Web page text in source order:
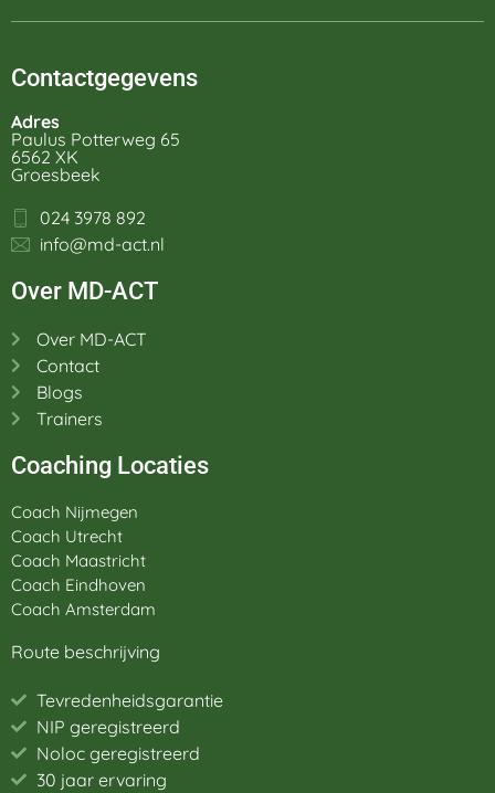
Contactgegevens
Adres
Paulus Potterweg 65
6562 XK
Groesbeek
024 3978 892
info@md-act.nl
Over MD-ACT
Over MD-ACT
Contact
Blogs
Trainers
Coaching Locaties
Coach Nijmegen
Coach Utrecht
Coach Maastricht
Coach Eindhoven
Coach Amsterdam
Route beschrijving
Tevredenheidsgarantie
NIP geregistreerd
Noloc geregistreerd
30 jaar ervaring